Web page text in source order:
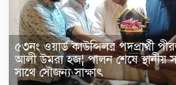
৫৩নং ওয়ার্ড কাউন্সিলর পদপ্রার্থী
আলী উমরা হজ¦ পালন শেষে স্থানীয়
সাথে সৌজন্য সাক্ষাৎ